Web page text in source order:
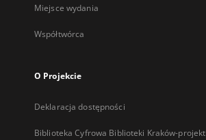
Miejsce wydania
Współtwórca
O Projekcie
Deklaracja dostępności
Biblioteka Cyfrowa Biblioteki Kraków-projekt